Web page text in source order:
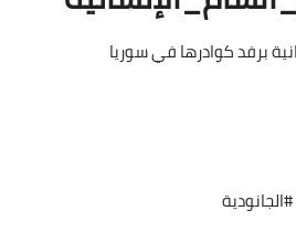
برفد كوادرها في سوريا